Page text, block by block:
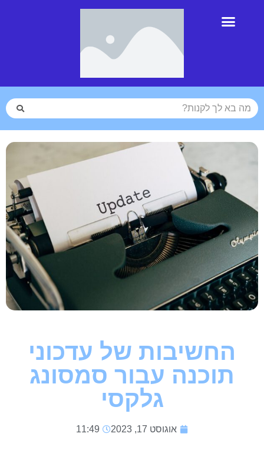
החשיבות של עדכוני
תוכנה עבור סמסונג
גלקסי
אוגוסט 17, 2023 11:49